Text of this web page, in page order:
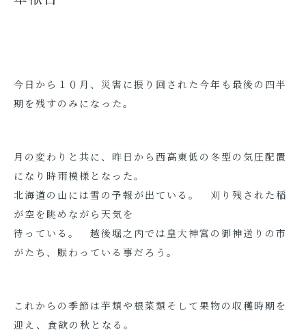
今日から１０月、災害に振り回された今年も最後の四半
期を残すのみになった。
月の変わりと共に、昨日から西高東低の冬型の気圧配置
になり時雨模様となった。
北海道の山には雪の予報が出ている。 刈り残された稲
が空を眺めながら天気を
待っている。 越後堀之内では皇大神宮の御神送りの市
がたち、賑わっている事だろう。
これからの季節は芋類や根菜類そして果物の収穫時期を
迎え、食欲の秋となる。